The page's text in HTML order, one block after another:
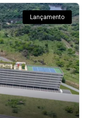
Lançamento